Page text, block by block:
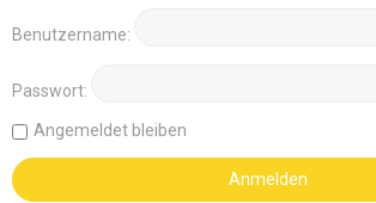
Benutzername:
Passwort:
Angemeldet bleiben